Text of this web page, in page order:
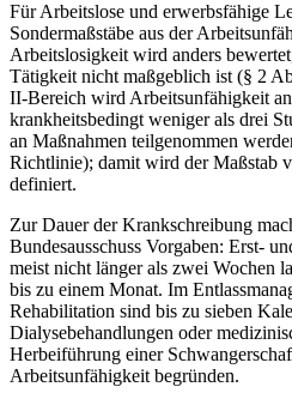
Für Arbeitslose und erwerbsfähige
Sondermaßstäbe aus der
Arbeitslosigkeit wird anders
Tätigkeit nicht maßgeblich ist (§ 2
II-Bereich wird Arbeitsunfähigkeit
krankheitsbedingt weniger als drei
an Maßnahmen teilgenommen
Richtlinie); damit wird der Maßstab
definiert.
Zur Dauer der Krankschreibung
Bundesausschuss Vorgaben: Erst-
meist nicht länger als zwei Wochen
bis zu einem Monat. Im
Rehabilitation sind bis zu sieben
Dialysebehandlungen oder
Herbeiführung einer
Arbeitsunfähigkeit begründen.